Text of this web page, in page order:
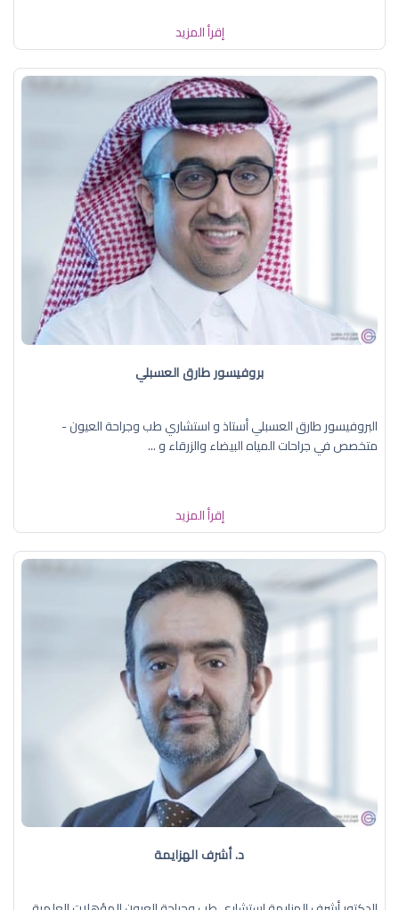
إقرأ المزيد
بروفيسور طارق العسبلي
البروفيسور طارق العسبلي أستاذ و استشاري طب وجراحة العيون -
متخصص في جراحات المياه البيضاء والزرقاء و ...
إقرأ المزيد
د. أشرف الهزايمة